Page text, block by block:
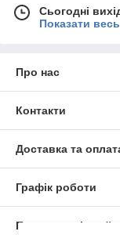
Сьогодні
Показати
Про нас
Контакти
Доставка та
Графік роботи
Повна версія сайту